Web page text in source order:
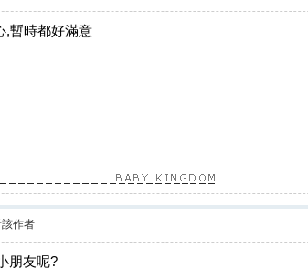
,暫時都好滿意
該作者
朋友呢?